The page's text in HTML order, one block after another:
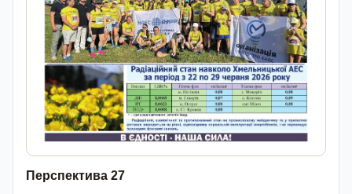
Перспектива 27